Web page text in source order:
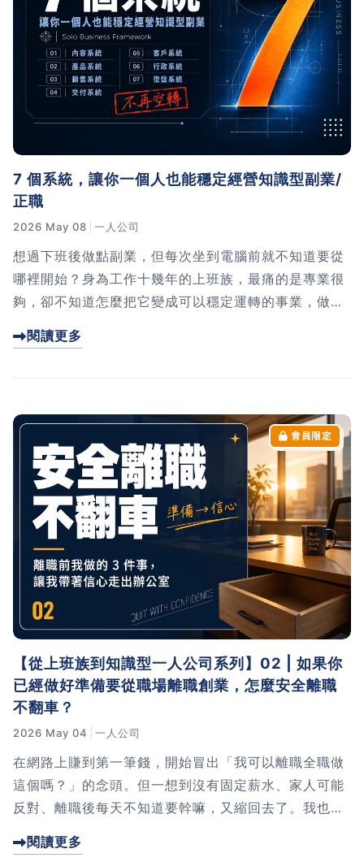
7 個系統，讓你一個人也能穩定經營知識型副業/
正職
2026 May 08 一人公司
想過下班後做點副業，但每次坐到電腦前就不知道要從
哪裡開始？身為工作十幾年的上班族，最痛的是專業很
夠，卻不知道怎麼把它變成可以穩定運轉的事業，做一
起來，必須建立 7 個系統：內容、產品、銷售、交付、
閱讀更多
【從上班族到知識型一人公司系列】02 | 如果你
已經做好準備要從職場離職創業，怎麼安全離職
不翻車？
2026 May 04 一人公司
在網路上賺到第一筆錢，開始冒出「我可以離職全職做
這個嗎？」的念頭。但一想到沒有固定薪水、家人可能
反對、離職後每天不知道要幹嘛，又縮回去了。我也經
力比誰都大。但我花了一年半，用 FUD 清單克服恐
閱讀更多